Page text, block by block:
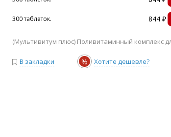
300 таблеток. 844 ₽
(Мультивитум плюс) Поливитаминный комплекс
В закладки % Хотите дешевле?